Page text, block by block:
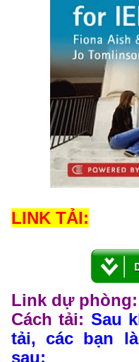
LINK TẢI:
Link dự phòng:
Cách tải: Sau
tải, các bạn
sau: